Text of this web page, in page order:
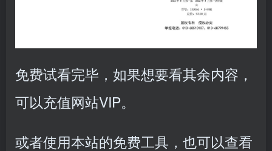
免费试看完毕，如果想要看其余内容，
可以充值网站VIP。
或者使用本站的免费工具，也可以查看